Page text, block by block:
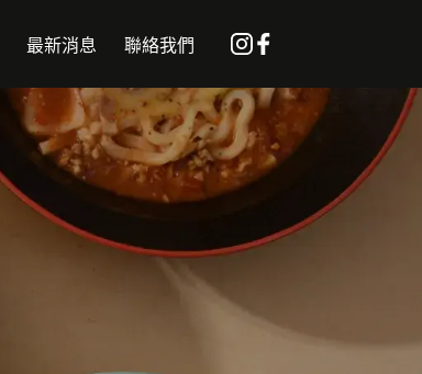
最新消息 聯絡我們